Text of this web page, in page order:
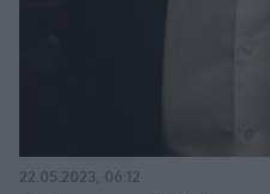
22.05.2023, 06:12